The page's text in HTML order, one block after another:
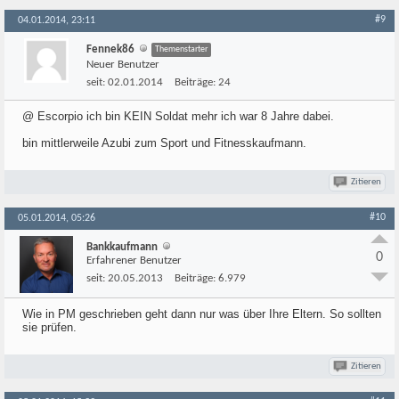
04.01.2014, 23:11 #9
Fennek86 Themenstarter
Neuer Benutzer
seit: 02.01.2014 Beiträge: 24
@ Escorpio ich bin KEIN Soldat mehr ich war 8 Jahre dabei.
bin mittlerweile Azubi zum Sport und Fitnesskaufmann.
Zitieren
05.01.2014, 05:26 #10
Bankkaufmann
Erfahrener Benutzer
seit: 20.05.2013 Beiträge: 6.979
0
Wie in PM geschrieben geht dann nur was über Ihre Eltern. So sollten
sie prüfen.
Zitieren